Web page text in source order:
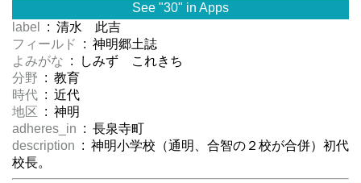
See "30" in Apps
label
: 清水 此吉
フィールド
: 神明郷土誌
よみがな : しみず これきち
分野 : 教育
時代 : 近代
地区 : 神明
adheres_in : 長泉寺町
description : 神明小学校（通明、合智の２校が合併）初代
校長。